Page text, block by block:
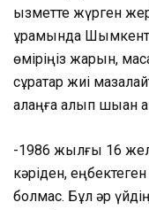
қызметте жүрген
құрамында
өміріңіз жарқын,
сұрақтар жиі
алаңға алып шыққан
-1986 жылғы 16
кәріден,
болмас. Бұл әр